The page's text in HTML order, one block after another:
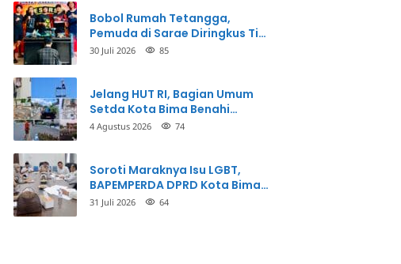
Bobol Rumah Tetangga,
Pemuda di Sarae Diringkus Tim
Opsnal Polsek Rasbar
30 Juli 2026 85
Jelang HUT RI, Bagian Umum
Setda Kota Bima Benahi
Kantor Pemkot
4 Agustus 2026 74
Soroti Maraknya Isu LGBT,
BAPEMPERDA DPRD Kota Bima
Mulai Bahas Rancangan Perda
31 Juli 2026 64